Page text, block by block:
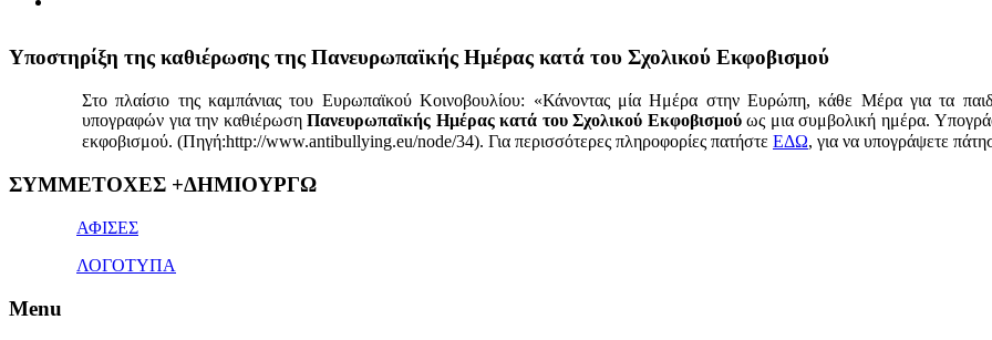
Yποστηρίξη της καθιέρωσης της Πανευρωπαϊκής Ημέρας κατά του Σχολικού Εκφοβισμού
Στο πλαίσιο της καμπάνιας του Ευρωπαϊκού Κοινοβουλίου: «Κάνοντας μία Ημέρα στην Ευρώπη, κάθε Μέρα για τα
υπογραφών για την καθιέρωσηΠανευρωπαϊκής Ημέρας κατά του Σχολικού Εκφοβισμούως μια συμβολική ημέρα.
εκφοβισμού. (Πηγή:http://www.antibullying.eu/node/34). Για περισσότερες πληροφορίες πατήστε ΕΔΩ, για να υπογράψετε
1x
ΣΥΜΜΕΤΟΧΕΣ +ΔΗΜΙΟΥΡΓΩ
ΑΦΙΣΕΣ
ΛΟΓΟΤΥΠΑ
Menu